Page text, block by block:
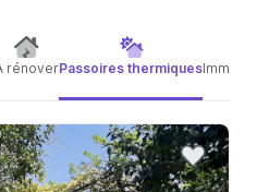
rénoverPassoires thermiques